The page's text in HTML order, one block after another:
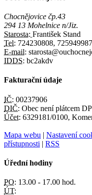
Chocnějovice čp.43
294 13 Mohelnice n/Jiz.
Starosta: František Stand
Tel: 724230808, 725949987
E-mail:
IDDS: bc2akdv
Fakturační údaje
IČ: 00237906
DIČ: Obec není plátcem
Účet: 6329181/0100,
Mapa webu | Nastavení
přístupnosti | RSS
Úřední hodiny
PO: 13.00 - 17.00 hod.
ÚT: